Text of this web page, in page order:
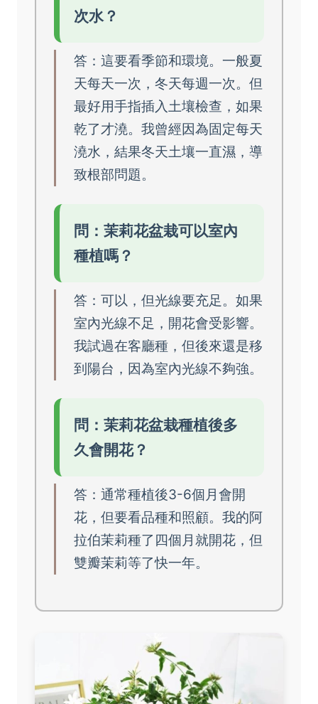
次水？
答：這要看季節和環境。一般夏
天每天一次，冬天每週一次。但
最好用手指插入土壤檢查，如果
乾了才澆。我曾經因為固定每天
澆水，結果冬天土壤一直濕，導
致根部問題。
問：茉莉花盆栽可以室內
種植嗎？
答：可以，但光線要充足。如果
室內光線不足，開花會受影響。
我試過在客廳種，但後來還是移
到陽台，因為室內光線不夠強。
問：茉莉花盆栽種植後多
久會開花？
答：通常種植後3-6個月會開
花，但要看品種和照顧。我的阿
拉伯茉莉種了四個月就開花，但
雙瓣茉莉等了快一年。